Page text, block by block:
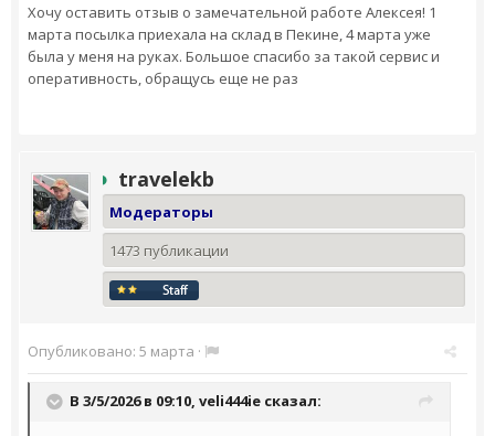
Хочу оставить отзыв о замечательной работе Алексея! 1
марта посылка приехала на склад в Пекине, 4 марта уже
была у меня на руках. Большое спасибо за такой сервис и
оперативность, обращусь еще не раз
travelekb
Модераторы
1473 публикации
Опубликовано: 5 марта ·
В 3/5/2026 в 09:10, veli444ie сказал: